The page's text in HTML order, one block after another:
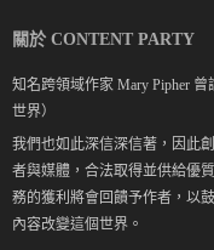
關於 CONTENT PARTY
知名跨領域作家 Mary Pipher 曾
世界）
我們也如此深信深信著，因此
者與媒體，合法取得並供給優
務的獲利將會回饋予作者，以
內容改變這個世界。